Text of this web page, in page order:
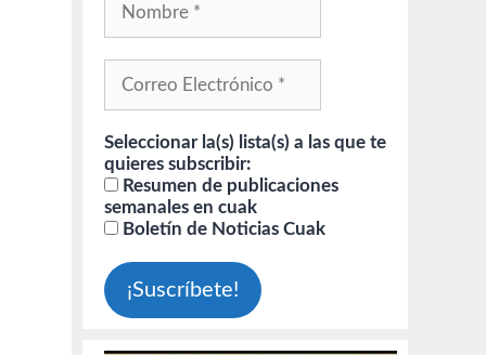
Seleccionar la(s) lista(s) a las que te
quieres subscribir:
Resumen de publicaciones
semanales en cuak
Boletín de Noticias Cuak